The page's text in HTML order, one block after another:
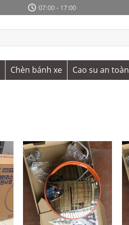
07:00 - 17:00
Chèn bánh xe Cao su an toàn